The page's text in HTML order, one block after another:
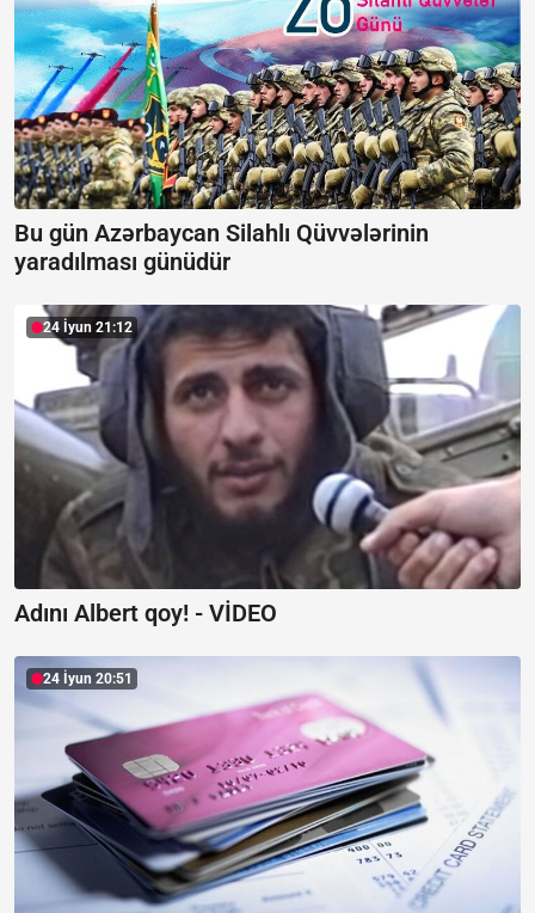
Bu gün Azərbaycan Silahlı Qüvvələrinin
yaradılması günüdür
24 İyun 21:12
Adını Albert qoy! - VİDEO
24 İyun 20:51